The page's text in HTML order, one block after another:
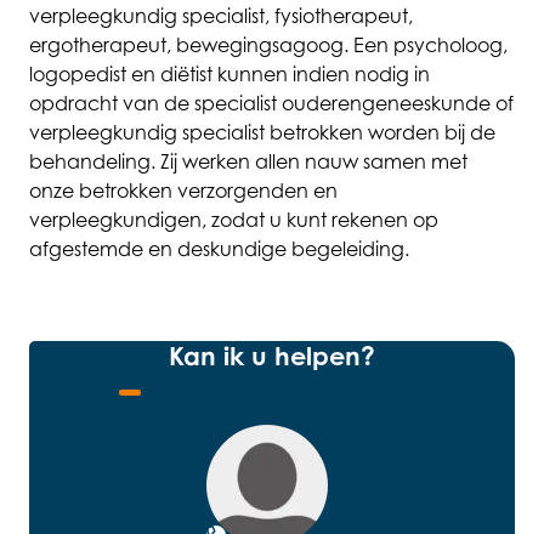
verpleegkundig specialist, fysiotherapeut,
ergotherapeut, bewegingsagoog. Een psycholoog,
logopedist en diëtist kunnen indien nodig in
opdracht van de specialist ouderengeneeskunde of
verpleegkundig specialist betrokken worden bij de
behandeling. Zij werken allen nauw samen met
onze betrokken verzorgenden en
verpleegkundigen, zodat u kunt rekenen op
afgestemde en deskundige begeleiding.
Kan ik u helpen?